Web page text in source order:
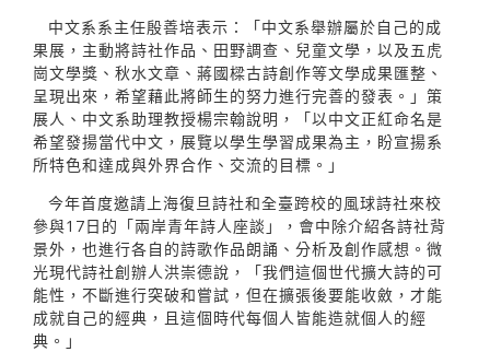
中文系系主任殷善培表示：「中文系舉辦屬於自己的成
果展，主動將詩社作品、田野調查、兒童文學，以及五虎
崗文學獎、秋水文章、蔣國樑古詩創作等文學成果匯整、
呈現出來，希望藉此將師生的努力進行完善的發表。」策
展人、中文系助理教授楊宗翰說明，「以中文正紅命名是
希望發揚當代中文，展覽以學生學習成果為主，盼宣揚系
所特色和達成與外界合作、交流的目標。」
今年首度邀請上海復旦詩社和全臺跨校的風球詩社來校
參與17日的「兩岸青年詩人座談」，會中除介紹各詩社背
景外，也進行各自的詩歌作品朗誦、分析及創作感想。微
光現代詩社創辦人洪崇德說，「我們這個世代擴大詩的可
能性，不斷進行突破和嘗試，但在擴張後要能收斂，才能
成就自己的經典，且這個時代每個人皆能造就個人的經
典。」